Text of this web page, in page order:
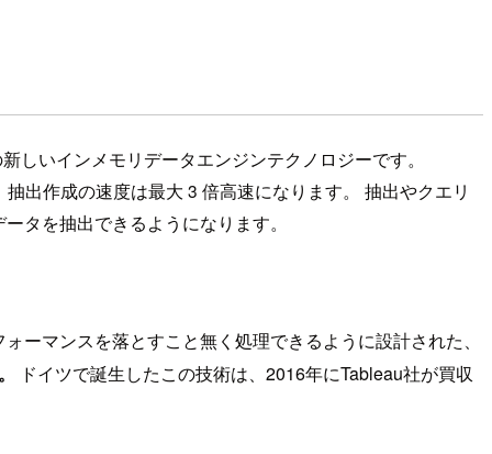
しいインメモリデータエンジンテクノロジーです。
出作成の速度は最大 3 倍高速になります。 抽出やクエリ
タを抽出できるようになります。
ーマンスを落とすこと無く処理できるように設計された、
ドイツで誕生したこの技術は、2016年にTableau社が買収